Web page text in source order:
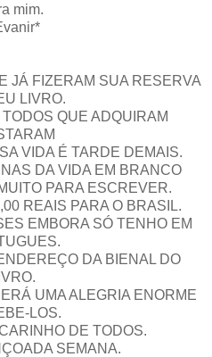
mim.
JÁ FIZERAM SUA RESERVA
LIVRO.
QUE ADQUIRAM
VIDA É TARDE DEMAIS.
DA VIDA EM BRANCO
PARA ESCREVER.
REAIS PARA O BRASIL.
EMBORA SÓ TENHO EM
DA BIENAL DO
UMA ALEGRIA ENORME
LOS.
DE TODOS.
SEMANA.